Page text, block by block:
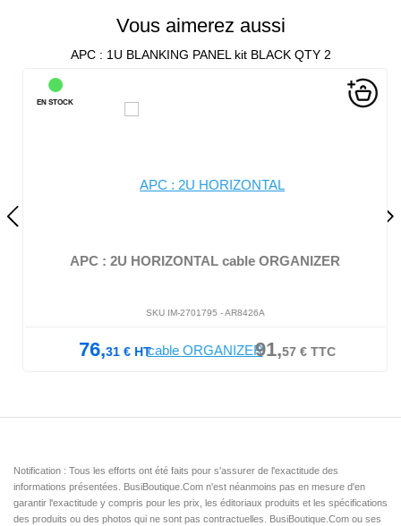
Vous aimerez aussi
APC : 1U BLANKING PANEL kit BLACK QTY 2
APC : 2U HORIZONTAL cable ORGANIZER
SKU IM-2701795 - AR8426A
76,31€HT 91,57€TTC
EN STOCK
Notification : Tous les efforts ont été faits pour s'assurer de l'exactitude des
informations présentées. BusiBoutique.Com n'est néanmoins pas en mesure d'en
garantir l'exactitude y compris pour les prix, les éditoriaux produits et les spécifications
des produits ou des photos qui ne sont pas contractuelles. BusiBoutique.Com ou ses